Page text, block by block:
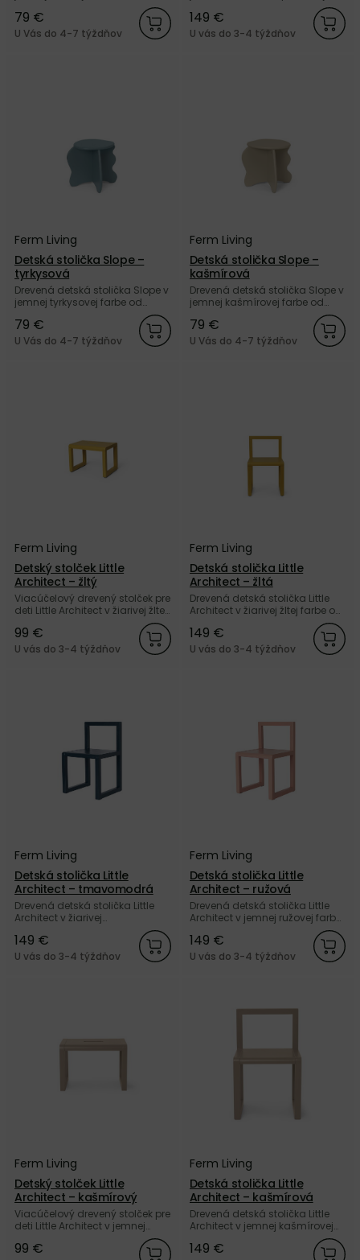
79 €
U Vás do 4-7 týždňov
farby od dánskej značky Ferm
Living.
149 €
U vás do 3-4 týždňov
Ferm Living
Detská stolička Slope –
tyrkysová
Drevená detská stolička Slope v
jemnej tyrkysovej farbe od
dánskej značky Ferm Living.
79 €
U Vás do 4-7 týždňov
Ferm Living
Detská stolička Slope –
kašmírová
Drevená detská stolička Slope v
jemnej kašmírovej farbe od
dánskej značky Ferm Living.
79 €
U Vás do 4-7 týždňov
Ferm Living
Detský stolček Little
Architect – žltý
Viacúčelový drevený stolček pre
deti Little Architect v žiarivej žltej
farbe od dánskej značky Ferm
Living.
99 €
U vás do 3-4 týždňov
Ferm Living
Detská stolička Little
Architect – žltá
Drevená detská stolička Little
Architect v žiarivej žltej farbe od
dánskej značky Ferm Living.
149 €
U vás do 3-4 týždňov
Ferm Living
Detská stolička Little
Architect – tmavomodrá
Drevená detská stolička Little
Architect v žiarivej
tmavomodrej farbe od dánskej
značky Ferm Living.
149 €
U vás do 3-4 týždňov
Ferm Living
Detská stolička Little
Architect – ružová
Drevená detská stolička Little
Architect v jemnej ružovej farbe
od dánskej značky Ferm Living.
149 €
U vás do 3-4 týždňov
Ferm Living
Detský stolček Little
Architect – kašmírový
Viacúčelový drevený stolček pre
deti Little Architect v jemnej
kašmírovej farbe od dánskej
značky Ferm Living.
99 €
Ferm Living
Detská stolička Little
Architect – kašmírová
Drevená detská stolička Little
Architect v jemnej kašmírovej
farbe od dánskej značky Ferm
Living.
149 €